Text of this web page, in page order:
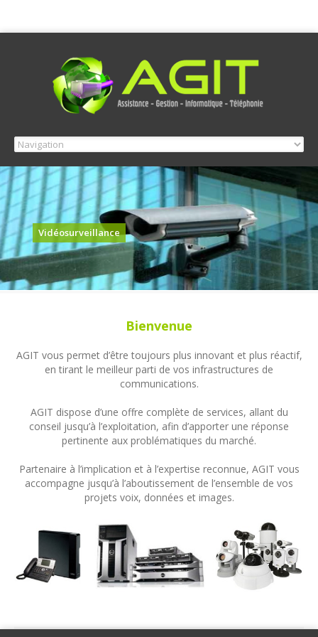
Vidéosurveillance
Bienvenue
AGIT vous permet d’être toujours plus innovant et plus réactif,
en tirant le meilleur parti de vos infrastructures de
communications.
AGIT dispose d’une offre complète de services, allant du
conseil jusqu’à l’exploitation, afin d’apporter une réponse
pertinente aux problématiques du marché.
Partenaire à l’implication et à l’expertise reconnue, AGIT vous
accompagne jusqu’à l’aboutissement de l’ensemble de vos
projets voix, données et images.